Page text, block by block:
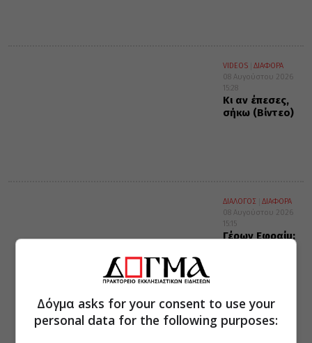
VIDEOS
ΔΙΑΦΟΡΑ
08 Αυγούστου 2026
15:28
Κι αν έπεσες,
σήκω (Βίντεο)
ΔΙΑΛΟΓΟΣ
ΔΙΑΦΟΡΑ
08 Αυγούστου 2026
15:15
Γέρων Εφραίμ:
Δόγμα asks for your consent to use your
personal data for the following purposes: